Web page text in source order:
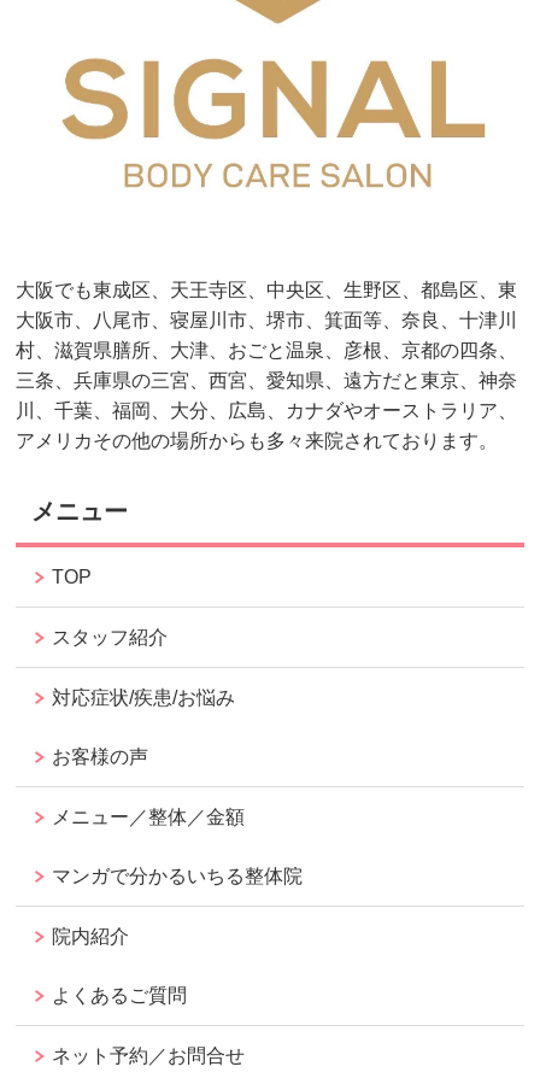
大阪でも東成区、天王寺区、中央区、生野区、都島区、東
大阪市、八尾市、寝屋川市、堺市、箕面等、奈良、十津川
村、滋賀県膳所、大津、おごと温泉、彦根、京都の四条、
三条、兵庫県の三宮、西宮、愛知県、遠方だと東京、神奈
川、千葉、福岡、大分、広島、カナダやオーストラリア、
アメリカその他の場所からも多々来院されております。
メニュー
TOP
スタッフ紹介
対応症状/疾患/お悩み
お客様の声
メニュー／整体／金額
マンガで分かるいちる整体院
院内紹介
よくあるご質問
ネット予約／お問合せ